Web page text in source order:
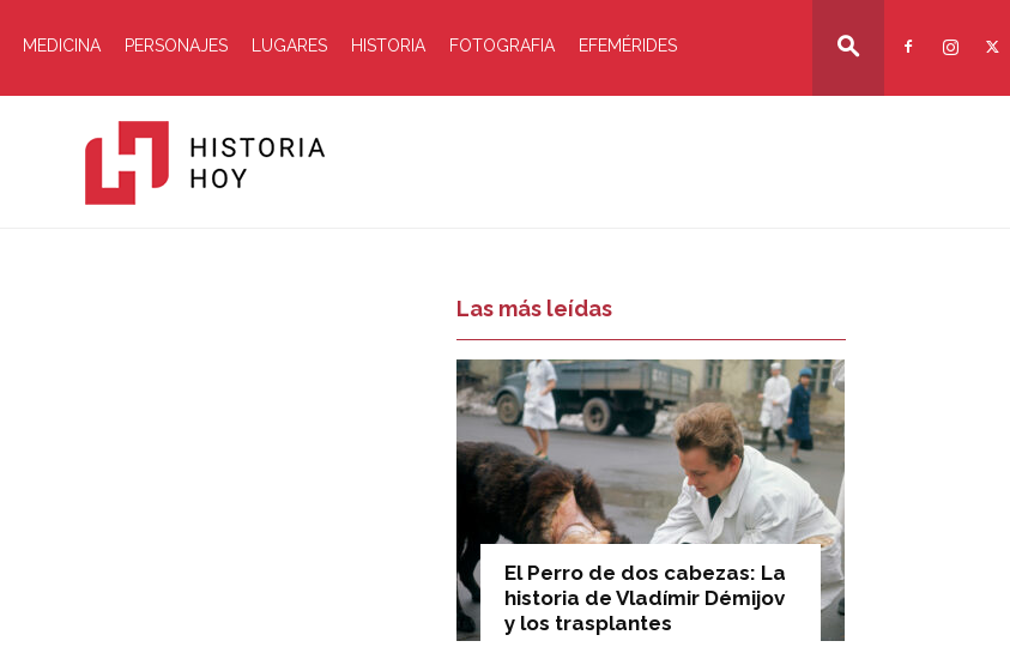
MEDICINA PERSONAJES LUGARES HISTORIA FOTOGRAFIA EFEMÉRIDES
Las más leídas
El Perro de dos cabezas: La
historia de Vladímir Démijov
y los trasplantes